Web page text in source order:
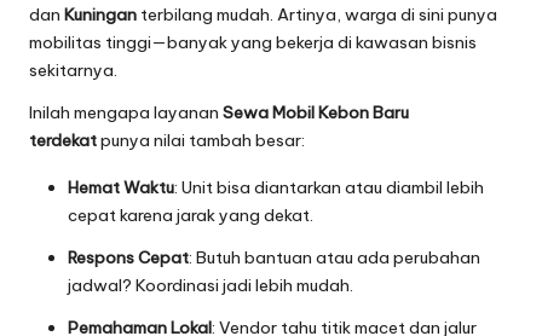
dan Kuningan terbilang mudah. Artinya, warga di sini punya
mobilitas tinggi—banyak yang bekerja di kawasan bisnis
sekitarnya.
Inilah mengapa layanan Sewa Mobil Kebon Baru
terdekatpunya nilai tambah besar:
Hemat Waktu: Unit bisa diantarkan atau diambil lebih
cepat karena jarak yang dekat.
Respons Cepat: Butuh bantuan atau ada perubahan
jadwal? Koordinasi jadi lebih mudah.
Pemahaman Lokal: Vendor tahu titik macet dan jalur